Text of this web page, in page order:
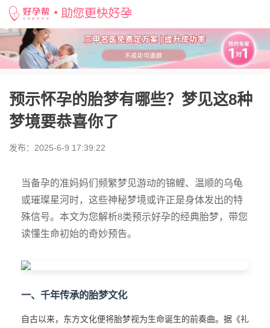
好孕帮 > 备孕知识 > 预示怀孕的胎梦有哪些？梦见这8种梦境要恭喜你了
预示怀孕的胎梦有哪些？梦见这8种
梦境要恭喜你了
发布：2025-6-9 17:39:22
当备孕的准妈妈们频繁梦见游动的锦鲤、温顺的乌龟
或璀璨星河时，这些神秘梦境或许正是身体发出的特
殊信号。本文为您解析8类预示好孕的经典胎梦，带您
读懂生命初始的奇妙预告。
一、千年传承的胎梦文化
自古以来，东方文化便将胎梦视为生命诞生的前奏曲。据《礼